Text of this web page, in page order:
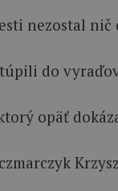
nezostal
do
opäť